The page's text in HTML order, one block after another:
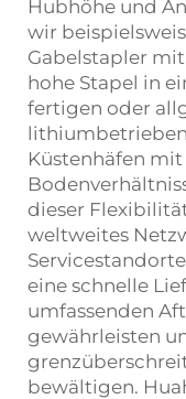
Hubhöhe und
wir
Gabelstapler
hohe Stapel in
fertigen oder
Küstenhäfen
dieser
weltweites
eine schnelle
umfassenden
gewährleisten
bewältigen.